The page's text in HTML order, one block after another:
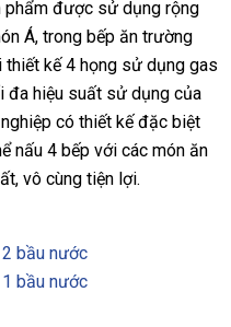
phẩm được sử dụng rộng
Á, trong bếp ăn trường
thiết kế 4 họng sử dụng gas
đa hiệu suất sử dụng của
có thiết kế đặc biệt
nấu 4 bếp với các món ăn
vô cùng tiện lợi.
bầu nước
bầu nước